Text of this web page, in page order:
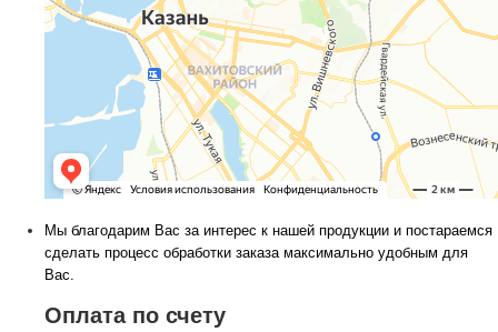
Мы благодарим Вас за интерес к нашей продукции и постараемся
сделать процесс обработки заказа максимально удобным для
Вас.
Оплата по счету